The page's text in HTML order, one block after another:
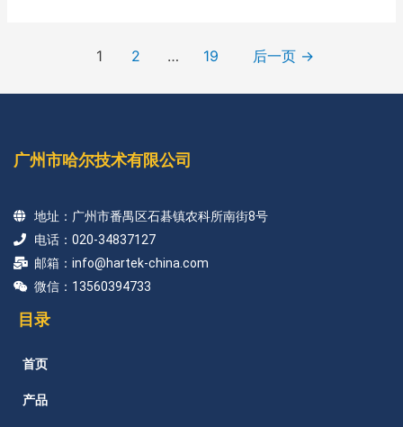
1 2 … 19 后一页 →
广州市哈尔技术有限公司
地址：广州市番禺区石碁镇农科所南街8号
电话：020-34837127
邮箱：info@hartek-china.com
微信：13560394733
目录
首页
产品